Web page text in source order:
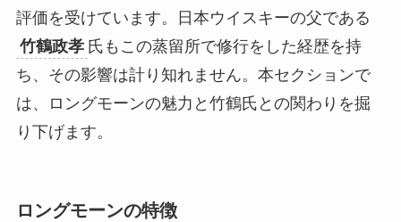
評価を受けています。日本ウイスキーの父である
竹鶴政孝 氏もこの蒸留所で修行をした経歴を持
ち、その影響は計り知れません。本セクションで
は、ロングモーンの魅力と竹鶴氏との関わりを掘
り下げます。
ロングモーンの特徴